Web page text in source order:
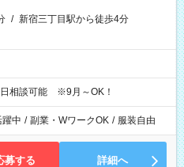
/ 新宿三丁目駅から徒歩4分
相談可能 ※9月～OK！
中 / 副業・WワークOK / 服装自由
募する 詳細へ